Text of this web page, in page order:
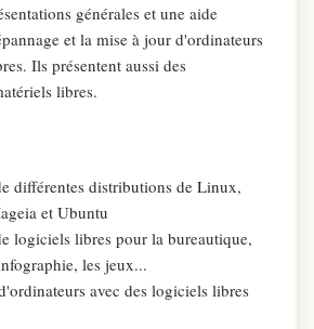
générales et une aide
et la mise à jour d'ordinateurs
Ils présentent aussi des
libres.
différentes distributions de Linux,
et Ubuntu
logiciels libres pour la bureautique,
les jeux...
avec des logiciels libres